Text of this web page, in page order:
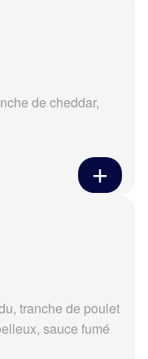
de cheddar,
tranche de poulet
sauce fumé